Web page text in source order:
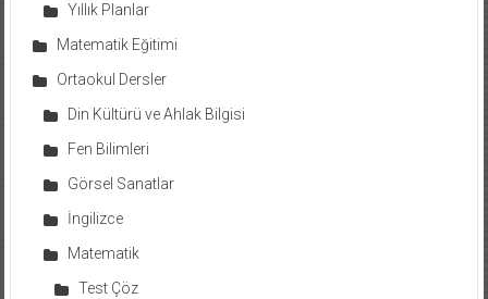
Yıllık Planlar
Matematik Eğitimi
Ortaokul Dersler
Din Kültürü ve Ahlak Bilgisi
Fen Bilimleri
Görsel Sanatlar
İngilizce
Matematik
Test Çöz